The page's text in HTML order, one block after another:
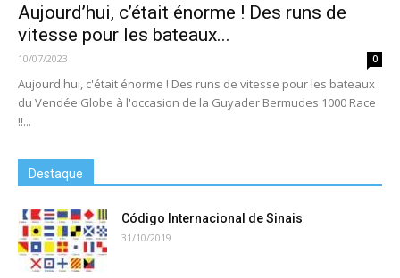
Aujourd’hui, c’était énorme ! Des runs de
vitesse pour les bateaux...
10/07/2023 0
Aujourd'hui, c'était énorme ! Des runs de vitesse pour les bateaux
du Vendée Globe à l'occasion de la Guyader Bermudes 1000 Race
!!...
Destaque
Código Internacional de Sinais
31/10/2019